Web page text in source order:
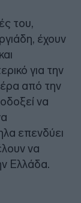
του,
έχουν
για την
από την
να
επενδύει
να
Ελλάδα.